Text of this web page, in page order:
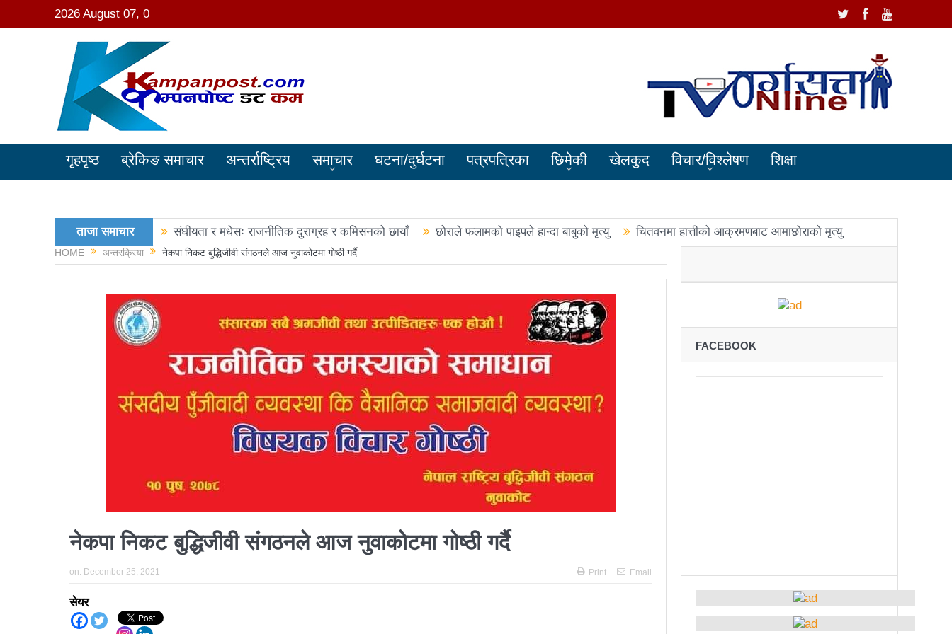
2026 August 07, 0
गृहपृष्ठ ब्रेकिङ समाचार अन्तर्राष्ट्रिय समाचार घटना/दुर्घटना पत्रपत्रिका छिमेकी खेलकुद विचार/विश्लेषण शिक्षा
ताजा समाचार संघीयता र मधेसः राजनीतिक दुराग्रह र कमिसनको छायाँ छोराले फलामको पाइपले हान्दा बाबुको मृत्यु
चितवनमा हात्तीको आक्रमणबाट आमाछोराको मृत्यु
काङ्ग्रेस नेता मिश्रको आरोप : बालेन सरकारले सिमा क्षेत्रका जनतालाई अनावश्यक दु:ख दियो
रञ्जु दर्शना विजयीः अधिकांश स्थानमा रास्वपा अगाडि
प्रतिनिधिसभा सदस्य निर्वाचनः ६० प्रतिशत मत खस्यो, काठमाडौँसहित केही स्थानमा रातीदेखि नै गणना सुरु हुने
निर्वाचनले सङ्घीय लोकतान्त्रिक गणतन्त्रात्मक प्रणालीलाई अझ सुदृढ बनाएको छः प्रचण्ड
आज प्रतिनिधिसभा सदस्य निर्वाचनः देशैभर मतदान जारी
बैतडीमा जन्तिबस दुर्घटनाः १३ जनाको मृत्यु
पुरस्कार वितरणबिनै काउन्सिलले सम्पन्न गर्‍यो वार्षिकोत्सव
हितेन्द्रदेव शाक्यलाई पद छाड्नुपर्ने नैतिक दबाबः समय बुझेर बाटो खुलाउन मन्त्री घिसिङको म्यासेज
खतिवडाको नयाँ गीत जमाना आजकाल
सहनशीलताको ब्रेक
राममाया च्यामिनीसँग दशरथ चन्दको अनुरोध – प्रेमविनोद नन्दन
चलचित्र विकास बोर्डका नवनियुक्त सदस्य गणेश सुवेदीलाई आइएनएनएफद्वारा सम्मान
एनआरएनए बेलायतको अध्यक्षमा जिलिङका पुडासैनी
महानगर यातायातले थप्यो १२ वटा विद्युतीय बस
गणेश पण्डितको कवितासङ्ग्रह कालापानी लोकार्पण
फोहोरमैला व्यवस्थापन संघ नेपालको अध्यक्षमा नुवाकोटका घिमिरे निर्वाचित
कविता – सुख भोग
समाचार हटाउने अदालतको आदेश र पत्रकार पक्राउ पुर्जीबारे काउन्सिल सुक्ष्म अध्ययनमा
HOME अन्तरक्रिया नेकपा निकट बुद्धिजीवी संगठनले आज नुवाकोटमा गोष्ठी गर्दै
नेकपा निकट बुद्धिजीवी संगठनले आज नुवाकोटमा गोष्ठी गर्दै
on: December 25, 2021 Print Email
सेयर
FACEBOOK